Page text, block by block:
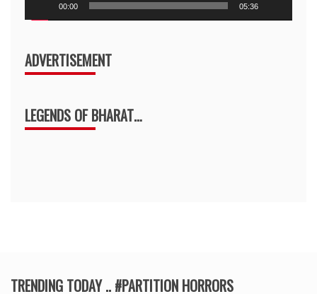
00:00 05:36
ADVERTISEMENT
LEGENDS OF BHARAT…
TRENDING TODAY .. #PARTITION HORRORS